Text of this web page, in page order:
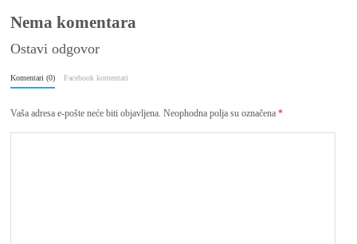
Nema komentara
Ostavi odgovor
Komentari (0) Facebook komentari
Vaša adresa e-pošte neće biti objavljena. Neophodna polja su označena*